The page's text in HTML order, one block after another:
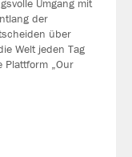
der
über
Welt jeden Tag
Plattform „Our